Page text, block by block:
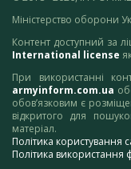
Міністерство оборони
Контент доступний за
International license
При використанні
armyinform.com.ua
обов’язковим є
відкритого для
матеріал.
Політика користування
Політика використання